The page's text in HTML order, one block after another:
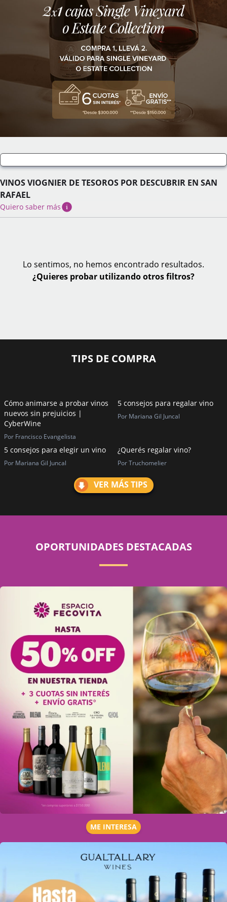
VINOS VIOGNIER DE TESOROS POR DESCUBRIR EN SAN
RAFAEL
Quiero saber más
Lo sentimos, no hemos encontrado resultados.
¿Quieres probar utilizando otros filtros?
TIPS DE COMPRA
Cómo animarse a probar vinos
nuevos sin prejuicios |
CyberWine
Por Francisco Evangelista
5 consejos para regalar vino
Por Mariana Gil Juncal
5 consejos para elegir un vino
Por Mariana Gil Juncal
¿Querés regalar vino?
Por Truchomelier
VER MÁS TIPS
OPORTUNIDADES DESTACADAS
ME INTERESA